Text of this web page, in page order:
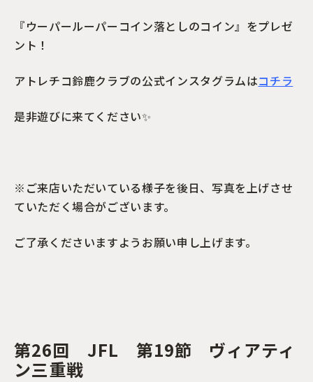
『ウーパールーパーコイン落としのコイン』をプレゼ
ント！
アトレチコ鈴鹿クラブの公式インスタグラムはコチラ
是非遊びに来てください✨
※ご来店いただいている様子を後日、写真を上げさせ
ていただく場合がございます。
ご了承くださいますようお願い申し上げます。
第26回 JFL 第19節 ヴィアティ
ン三重戦